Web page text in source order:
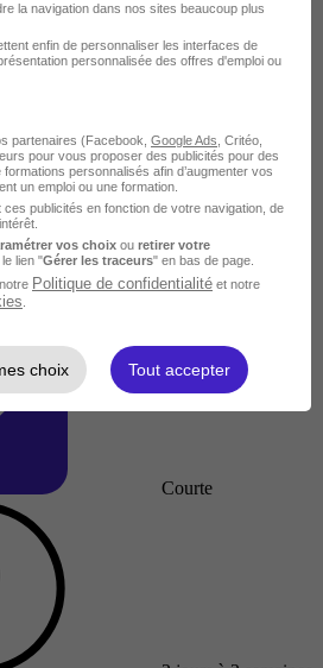
Courte
la navigation dans nos sites beaucoup plus
enfin de personnaliser les interfaces de
personnalisée des offres d'emploi ou
partenaires (Facebook, Google Ads , Critéo,
pour vous proposer des publicités pour des
personnalisés afin d’augmenter vos
un emploi ou une formation.
publicités en fonction de votre navigation, de
vos choix ou retirer votre
lien "Gérer les traceurs" en bas de page.
Politique de confidentialité et notre
choix Tout accepter